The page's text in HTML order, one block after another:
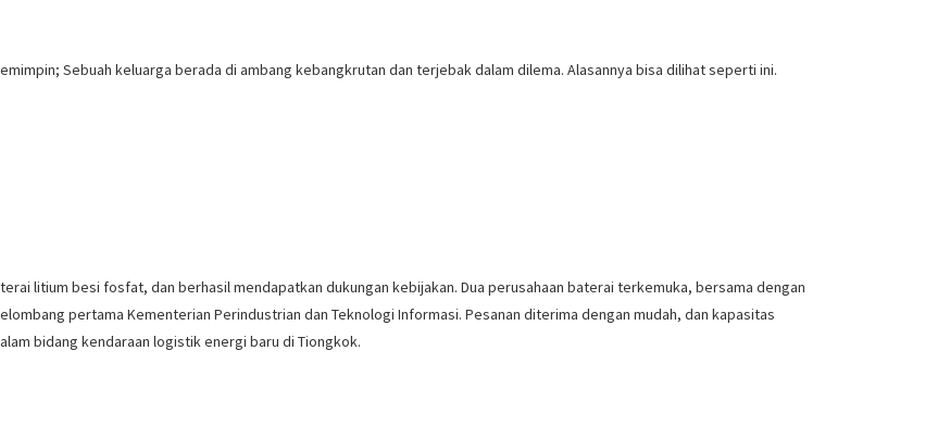
Sebuah keluarga berada di ambang kebangkrutan dan terjebak dalam dilema. Alasannya bisa dilihat seperti ini.
litium besi fosfat, dan berhasil mendapatkan dukungan kebijakan. Dua perusahaan baterai terkemuka, bersama dengan
pertama Kementerian Perindustrian dan Teknologi Informasi. Pesanan diterima dengan mudah, dan kapasitas
bidang kendaraan logistik energi baru di Tiongkok.